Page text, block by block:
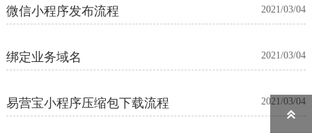
微信小程序发布流程 2021/03/04
绑定业务域名 2021/03/04
易营宝小程序压缩包下载流程 2021/03/04
